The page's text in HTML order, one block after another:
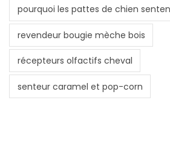
pourquoi les pattes de chien
revendeur bougie mèche bois
récepteurs olfactifs cheval
senteur caramel et pop-corn